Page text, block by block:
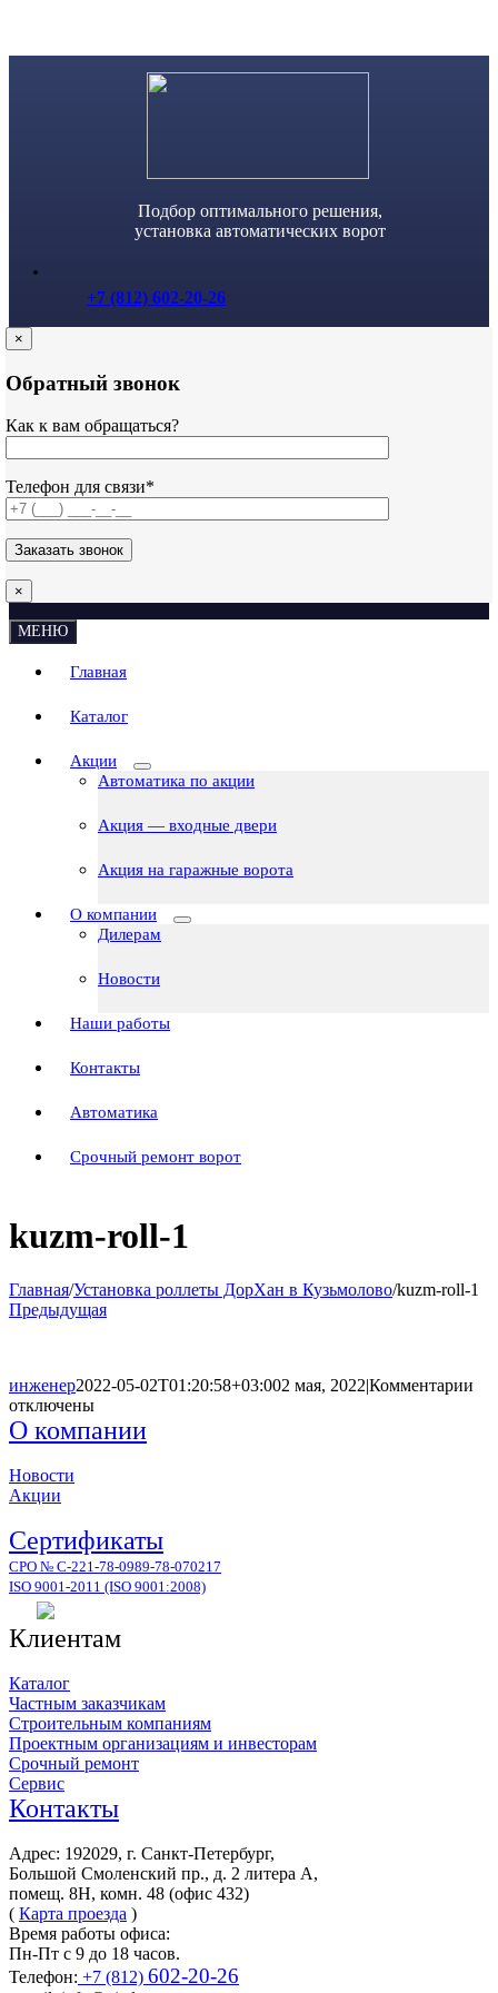
Подбор оптимального решения,
установка автоматических ворот
+7 (812) 602-20-26
×
Обратный звонок
Как к вам обращаться?
Телефон для связи*
×
МЕНЮ
Главная
Каталог
Акции
Автоматика по акции
Акция — входные двери
Акция на гаражные ворота
О компании
Дилерам
Новости
Наши работы
Контакты
Автоматика
Срочный ремонт ворот
kuzm-roll-1
Главная/Установка роллеты ДорХан в Кузьмолово/kuzm-roll-1
Предыдущая
инженер2022-05-02T01:20:58+03:002 мая, 2022|Комментарии
отключены
О компании
Новости
Акции
Сертификаты
СРО № С-221-78-0989-78-070217
ISO 9001-2011 (ISO 9001:2008)
Клиентам
Каталог
Частным заказчикам
Строительным компаниям
Проектным организациям и инвесторам
Срочный ремонт
Сервис
Контакты
Адрес: 192029, г. Санкт-Петербург,
Большой Смоленский пр., д. 2 литера А,
помещ. 8Н, комн. 48 (офис 432)
( Карта проезда )
Время работы офиса:
Пн-Пт с 9 до 18 часов.
Телефон: +7 (812) 602-20-26